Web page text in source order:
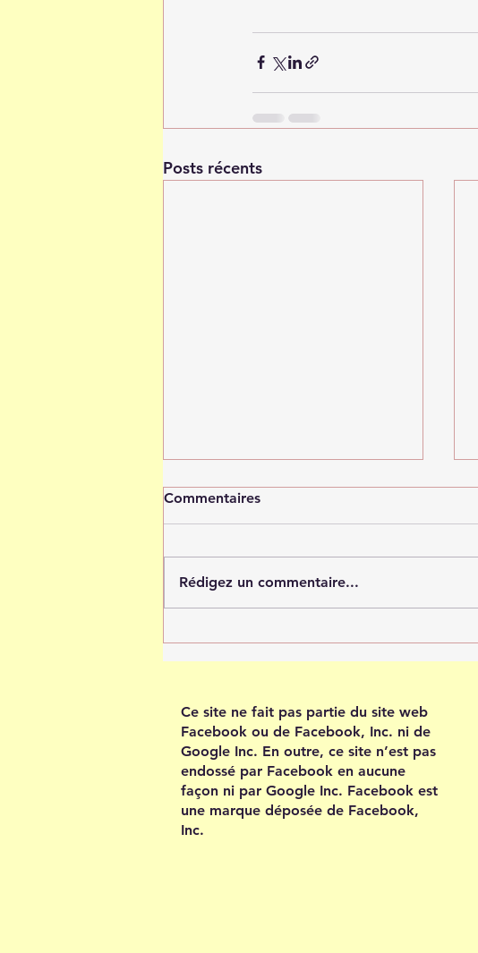
Posts récents
crois en toi
Commentaires
Rédigez un commentaire...
Ce site ne fait pas partie du site web
Facebook ou de Facebook, Inc. ni de
Google Inc. En outre, ce site n’est pas
endossé par Facebook en aucune
façon ni par Google Inc. Facebook est
une marque déposée de Facebook,
Inc.